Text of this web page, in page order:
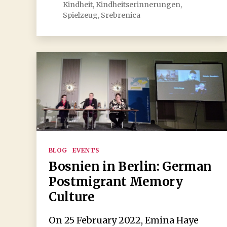
Kindheit, Kindheitserinnerungen,
Spielzeug, Srebrenica
Kategorien
BLOG EVENTS
Bosnien in Berlin: German
Postmigrant Memory
Culture
On 25 February 2022, Emina Haye